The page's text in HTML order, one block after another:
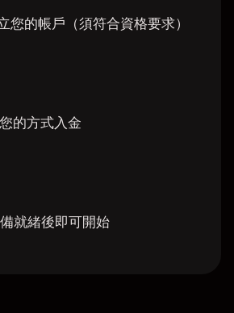
您的帳戶（須符合資格要求）
的方式入金
就緒後即可開始